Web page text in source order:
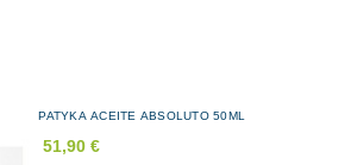
PATYKA ACEITE ABSOLUTO 50ML
51,90 €